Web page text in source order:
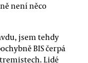
není něco
jsem tehdy
BIS čerpá
Lidé